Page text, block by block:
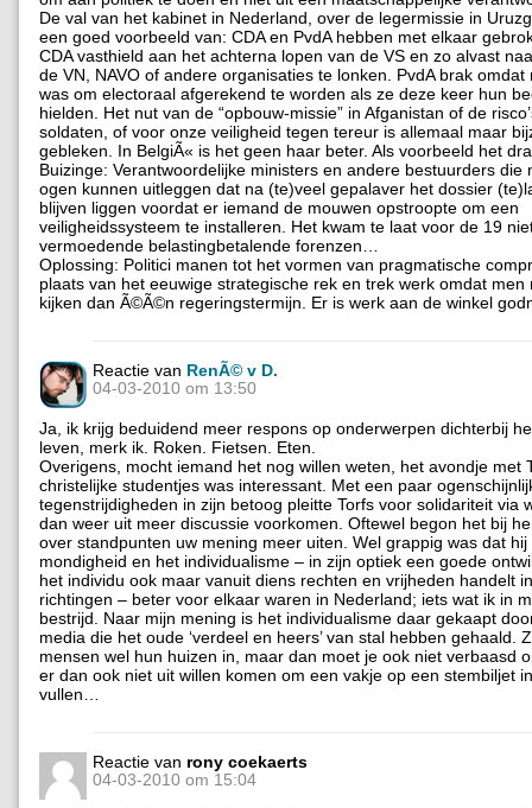
De val van het kabinet in Nederland, over de legermissie in
een goed voorbeeld van: CDA en PvdA hebben met elkaar
CDA vasthield aan het achterna lopen van de VS en zo alvast
de VN, NAVO of andere organisaties te lonken. PvdA brak omdat
was om electoraal afgerekend te worden als ze deze keer hun
hielden. Het nut van de “opbouw-missie” in Afganistan of de
soldaten, of voor onze veiligheid tegen tereur is allemaal maar
gebleken. In BelgiÃ« is het geen haar beter. Als voorbeeld het
Buizinge: Verantwoordelijke ministers en andere bestuurders die
ogen kunnen uitleggen dat na (te)veel gepalaver het dossier
blijven liggen voordat er iemand de mouwen opstroopte om een
veiligheidssysteem te installeren. Het kwam te laat voor de 19
vermoedende belastingbetalende forenzen…
Oplossing: Politici manen tot het vormen van pragmatische
plaats van het eeuwige strategische rek en trek werk omdat men
kijken dan Ã©Ã©n regeringstermijn. Er is werk aan de winkel
Reactie van RenÃ© v D.
04-03-2010 om 13:50
Ja, ik krijg beduidend meer respons op onderwerpen dichterbij
leven, merk ik. Roken. Fietsen. Eten.
Overigens, mocht iemand het nog willen weten, het avondje met
christelijke studentjes was interessant. Met een paar
tegenstrijdigheden in zijn betoog pleitte Torfs voor solidariteit via
dan weer uit meer discussie voorkomen. Oftewel begon het bij
over standpunten uw mening meer uiten. Wel grappig was dat
mondigheid en het individualisme – in zijn optiek een goede
het individu ook maar vanuit diens rechten en vrijheden handelt
richtingen – beter voor elkaar waren in Nederland; iets wat ik in
bestrijd. Naar mijn mening is het individualisme daar gekaapt
media die het oude ‘verdeel en heers’ van stal hebben gehaald.
mensen wel hun huizen in, maar dan moet je ook niet verbaasd
er dan ook niet uit willen komen om een vakje op een stembiljet
vullen…
Reactie van rony coekaerts
04-03-2010 om 15:04